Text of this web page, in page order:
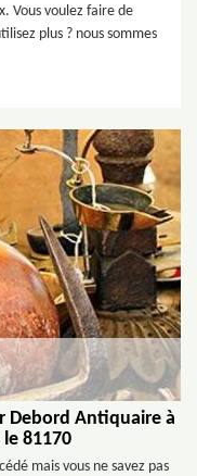
Vous voulez faire de
plus ? nous sommes
Debord Antiquaire à
81170
mais vous ne savez pas